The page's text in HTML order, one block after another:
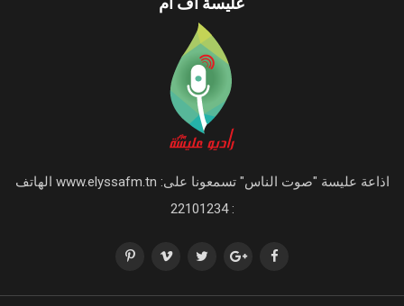
اذاعة عليسة "صوت الناس" تسمعونا على: www.elyssafm.tn الهاتف
: 22101234